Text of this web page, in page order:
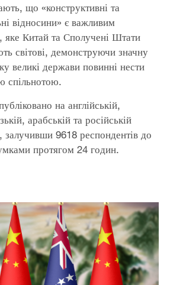
що «конструктивні та
відносини» є важливим
яке Китай та Сполучені Штати
світові, демонструючи значну
великі держави повинні нести
спільнотою.
на англійській,
арабській та російській
9618 респондентів до
протягом 24 годин.